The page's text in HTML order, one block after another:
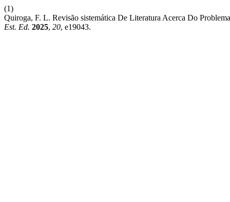
(1)
Quiroga, F. L. Revisão sistemática De Literatura Acerca Do
Est. Ed. 2025, 20, e19043.